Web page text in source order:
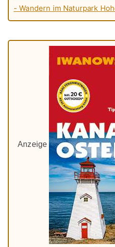
- Wandern im Naturpark
Anzeige